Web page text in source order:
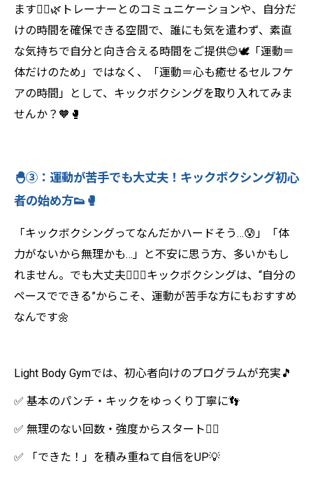
ます🧘‍♀️🌿トレーナーとのコミュニケーションや、自分だ
けの時間を確保できる空間で、誰にも気を遣わず、素直
な気持ちで自分と向き合える時間をご提供😊🕊️「運動＝
体だけのため」ではなく、「運動＝心も癒せるセルフケ
アの時間」として、キックボクシングを取り入れてみま
せんか？🧡🥊
🐣③：運動が苦手でも大丈夫！キックボクシング初心
者の始め方👟🥊
「キックボクシングってなんだかハードそう…😰」「体
力がないから無理かも…」と不安に思う方、多いかもし
れません。でも大丈夫🙆‍♀️✨キックボクシングは、“自分の
ペースでできる”からこそ、運動が苦手な方にもおすすめ
なんです🌼
Light Body Gymでは、初心者向けのプログラムが充実🎵
✅ 基本のパンチ・キックをゆっくり丁寧に👣
✅ 無理のない回数・強度からスタート🧘‍♀️
✅ 「できた！」を積み重ねて自信をUP💡